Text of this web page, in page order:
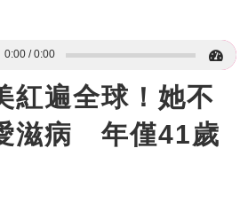
0:00 0:00
紅遍全球！她不
滋病 年僅41歲